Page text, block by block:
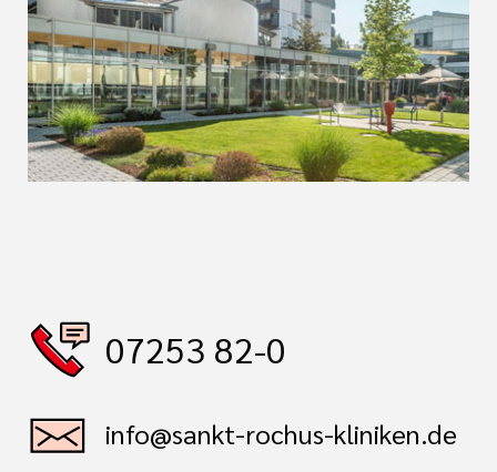
07253 82-0
info@sankt-rochus-kliniken.de